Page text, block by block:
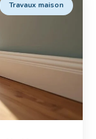
Travaux maison